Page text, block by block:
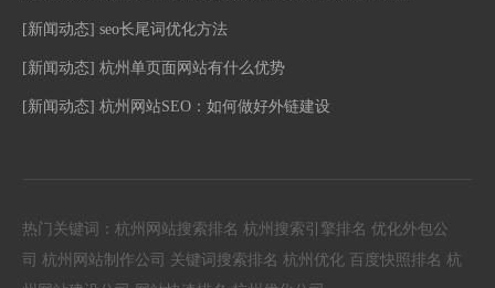
[新闻动态] seo长尾词优化方法
[新闻动态] 杭州单页面网站有什么优势
[新闻动态] 杭州网站SEO：如何做好外链建设
热门关键词： 杭州网站搜索排名 杭州搜索引擎排名 优化外包公
司 杭州网站制作公司 关键词搜索排名 杭州优化 百度快照排名 杭